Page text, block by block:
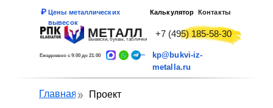
Цены металлических
вывесок
Калькулятор
Ежедневно с 9:00 до 21:00
+7 (495) 185-58-30
kp@bukvi-iz-
metalla.ru
Контакты
Вывески, буквы, таблички
МЕТАЛЛ
Главная Проект